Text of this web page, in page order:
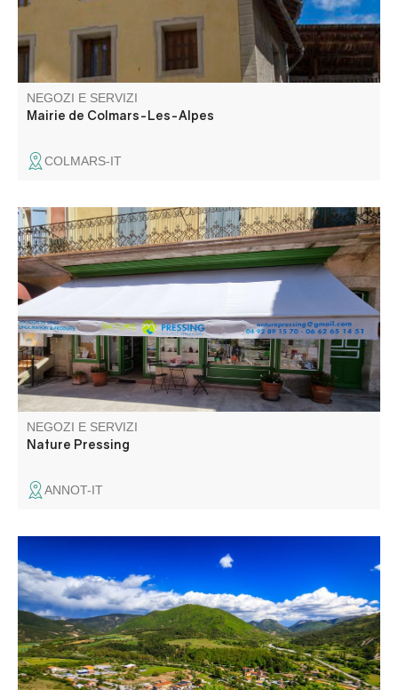
NEGOZI E SERVIZI
Mairie de Colmars-Les-Alpes
COLMARS-IT
Lavanderia ecologica lavaggio acquatico. Preventivi per
abiti da sposa. Drogheria , merceria, giocattoli per
bambini , souvenir Contratti con consegna per
professionisti.
NEGOZI E SERVIZI
Nature Pressing
ANNOT-IT